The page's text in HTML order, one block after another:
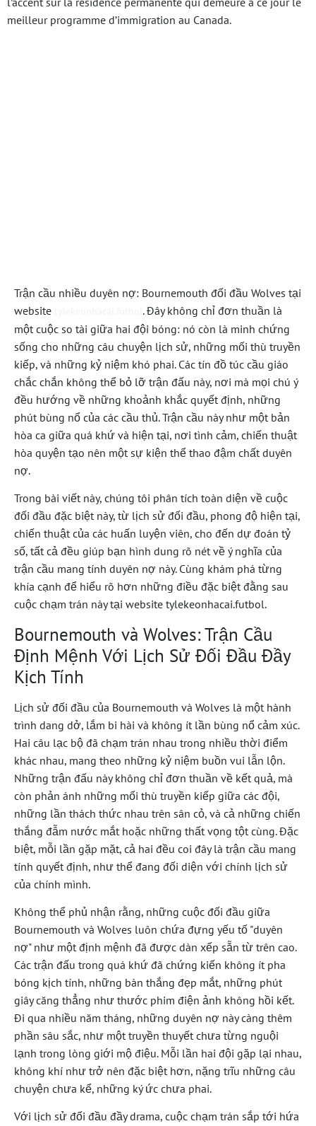
meilleur programme d’immigration au Canada.
Trận cầu nhiều duyên nợ: Bournemouth đối đầu Wolves tại
website
. Đây không chỉ đơn thuần là
một cuộc so tài giữa hai đội bóng: nó còn là minh chứng
sống cho những câu chuyện lịch sử, những mối thù truyền
kiếp, và những kỷ niệm khó phai. Các tín đồ túc cầu giáo
chắc chắn không thể bỏ lỡ trận đấu này, nơi mà mọi chú ý
đều hướng về những khoảnh khắc quyết định, những
phút bùng nổ của các cầu thủ. Trận cầu này như một bản
hòa ca giữa quá khứ và hiện tại, nơi tình cảm, chiến thuật
hòa quyện tạo nên một sự kiện thể thao đậm chất duyên
nợ.
Trong bài viết này, chúng tôi phân tích toàn diện về cuộc
đối đầu đặc biệt này, từ lịch sử đối đầu, phong độ hiện tại,
chiến thuật của các huấn luyện viên, cho đến dự đoán tỷ
số, tất cả đều giúp bạn hình dung rõ nét về ý nghĩa của
trận cầu mang tính duyên nợ này. Cùng khám phá từng
khía cạnh để hiểu rõ hơn những điều đặc biệt đằng sau
cuộc chạm trán này tại website tylekeonhacai.futbol.
Bournemouth và Wolves: Trận Cầu
Định Mệnh Với Lịch Sử Đối Đầu Đầy
Kịch Tính
Lịch sử đối đầu của Bournemouth và Wolves là một hành
trình dang dở, lắm bi hài và không ít lần bùng nổ cảm xúc.
Hai câu lạc bộ đã chạm trán nhau trong nhiều thời điểm
khác nhau, mang theo những kỷ niệm buồn vui lẫn lộn.
Những trận đấu này không chỉ đơn thuần về kết quả, mà
còn phản ánh những mối thù truyền kiếp giữa các đội,
những lần thách thức nhau trên sân cỏ, và cả những chiến
thắng đẫm nước mắt hoặc những thất vọng tột cùng. Đặc
biệt, mỗi lần gặp mặt, cả hai đều coi đây là trận cầu mang
tính quyết định, như thể đang đối diện với chính lịch sử
của chính mình.
Không thể phủ nhận rằng, những cuộc đối đầu giữa
Bournemouth và Wolves luôn chứa đựng yếu tố "duyên
nợ" như một định mệnh đã được dàn xếp sẵn từ trên cao.
Các trận đấu trong quá khứ đã chứng kiến không ít pha
bóng kịch tính, những bàn thắng đẹp mắt, những phút
giây căng thẳng như thước phim điện ảnh không hồi kết.
Đi qua nhiều năm tháng, những duyên nợ này càng thêm
phần sâu sắc, như một truyền thuyết chưa từng nguội
lạnh trong lòng giới mộ điệu. Mỗi lần hai đội gặp lại nhau,
không khí như trở nên đặc biệt hơn, nặng trĩu những câu
chuyện chưa kể, những ký ức chưa phai.
Với lịch sử đối đầu đầy drama, cuộc chạm trán sắp tới hứa